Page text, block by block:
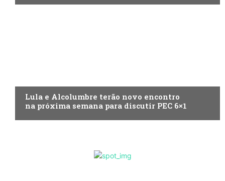
Lula e Alcolumbre terão novo encontro
na próxima semana para discutir PEC 6×1